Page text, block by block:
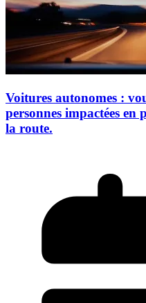
Voitures autonomes :
personnes impactées en
la route.